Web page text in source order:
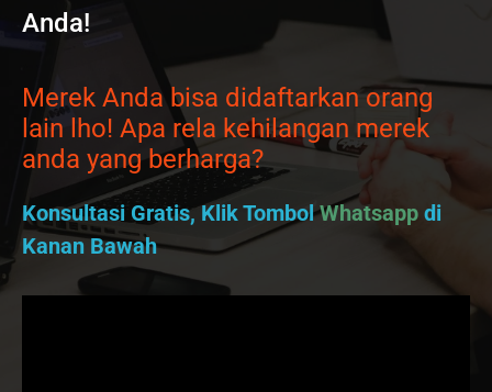
Anda!
Merek Anda bisa didaftarkan orang
lain lho! Apa rela kehilangan merek
anda yang berharga?
Konsultasi Gratis, Klik TombolWhatsapp di
Kanan Bawah